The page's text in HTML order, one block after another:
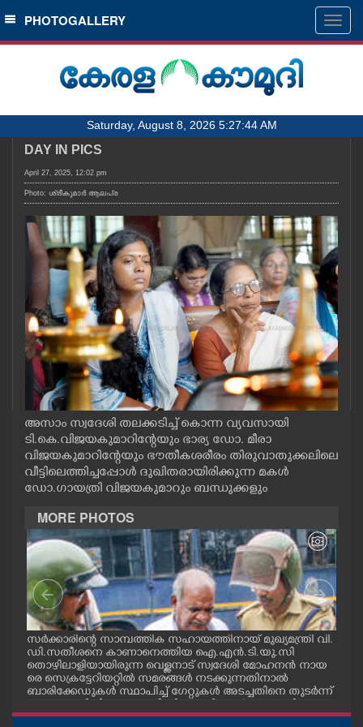
SECTIONS
HOME
NOTIFIED NEWS
KERALA
LOCAL
OBITUARY
NEWS 360
CASE DIARY
CINEMA
OPINION
PHOTOS
LIFESTYLE
SPIRITUAL
INFO+
PHOTOGALLERY
Saturday, August 8, 2026 5:27:44 AM
DAY IN PICS
April 27, 2025, 12:02 pm
Photo: ശ്രീകുമാർ ആലപ്ര
അസാം സ്വദേശി തലക്കടിച്ച് കൊന്ന വ്യവസായി
ടി.കെ.വിജയകുമാറിന്റേയും ഭാര്യ ഡോ. മീരാ
വിജയകുമാറിന്റേയും ഭൗതീകശരീരം തിരുവാതുക്കലിലെ
വീട്ടിലെത്തിച്ചപ്പോൾ ദുഖിതരായിരിക്കുന്ന മകൾ
ഡോ.ഗായത്രി വിജയകുമാറും ബന്ധുക്കളും
MORE PHOTOS
സർക്കാരിന്റെ സാമ്പത്തിക സഹായത്തിനായ് മുഖ്യമന്ത്രി വി.
ഡി.സതീശനെ കാണാനെത്തിയ ഐ.എൻ.ടി.യു.സി
തൊഴിലാളിയായിരുന്ന വെള്ളനാട് സ്വദേശി മോഹനൻ നായ
രെ സെക്രട്ടേറിയറ്റിൽ സമരങ്ങൾ നടക്കുന്നതിനാൽ
ബാരിക്കേഡുകൾ സ്ഥാപിച്ച് ഗേറ്റുകൾ അടച്ചതിനെ തുടർന്ന്
പൊലീസ് ഉദ്യോഗസ്ഥർ. വാർദ്ധക്യ സഹജമായ അസുഖ